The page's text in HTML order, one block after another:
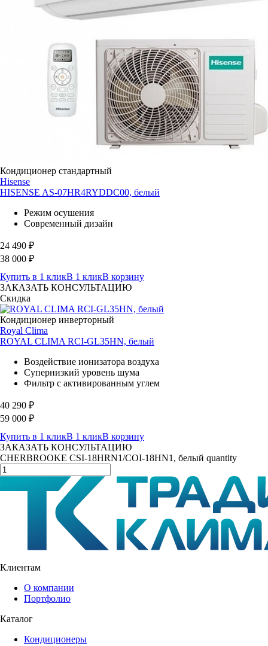
Кондиционер стандартный
Hisense
HISENSE AS-07HR4RYDDC00, белый
Режим осушения
Современный дизайн
24 490 ₽
38 000 ₽
Купить в 1 кликВ 1 кликВ корзину
ЗАКАЗАТЬ КОНСУЛЬТАЦИЮ
Скидка
Кондиционер инверторный
Royal Clima
ROYAL CLIMA RCI-GL35HN, белый
Воздействие ионизатора воздуха
Супернизкий уровень шума
Фильтр с активированным углем
40 290 ₽
59 000 ₽
Купить в 1 кликВ 1 кликВ корзину
ЗАКАЗАТЬ КОНСУЛЬТАЦИЮ
CHERBROOKE CSI-18HRN1/COI-18HN1, белый quantity
Клиентам
О компании
Портфолио
Каталог
Кондиционеры